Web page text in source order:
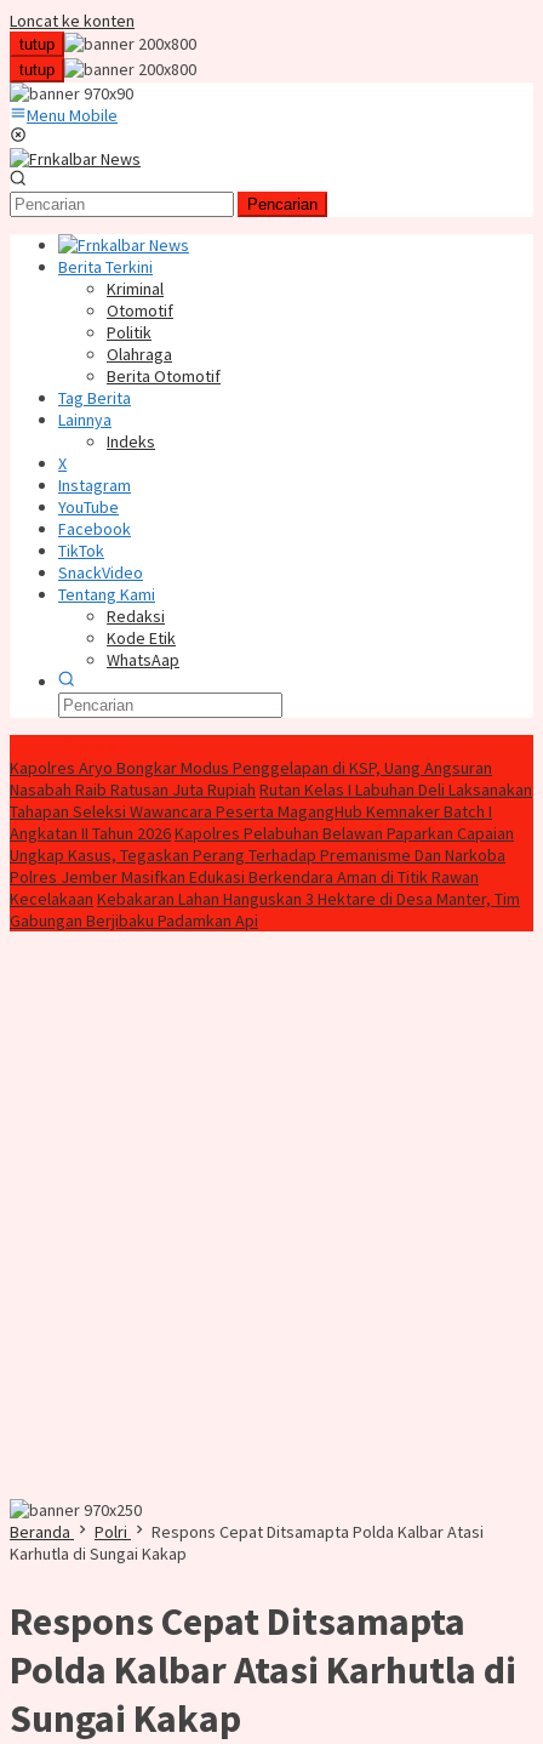
Loncat ke konten
tutup
tutup
Menu Mobile
Pencarian
Berita Terkini
Kriminal
Otomotif
Politik
Olahraga
Berita Otomotif
Tag Berita
Lainnya
Indeks
X
Instagram
YouTube
Facebook
TikTok
SnackVideo
Tentang Kami
Redaksi
Kode Etik
WhatsAap
Kapolres Aryo Bongkar Modus Penggelapan di KSP, Uang Angsuran
Nasabah Raib Ratusan Juta Rupiah Rutan Kelas I Labuhan Deli Laksanakan
Tahapan Seleksi Wawancara Peserta MagangHub Kemnaker Batch I
Angkatan II Tahun 2026Kapolres Pelabuhan Belawan Paparkan Capaian
Ungkap Kasus, Tegaskan Perang Terhadap Premanisme Dan Narkoba
Polres Jember Masifkan Edukasi Berkendara Aman di Titik Rawan
Kecelakaan Kebakaran Lahan Hanguskan 3 Hektare di Desa Manter, Tim
Gabungan Berjibaku Padamkan Api
Beranda Polri
Respons Cepat Ditsamapta Polda Kalbar Atasi
Karhutla di Sungai Kakap
Respons Cepat Ditsamapta
Polda Kalbar Atasi Karhutla di
Sungai Kakap